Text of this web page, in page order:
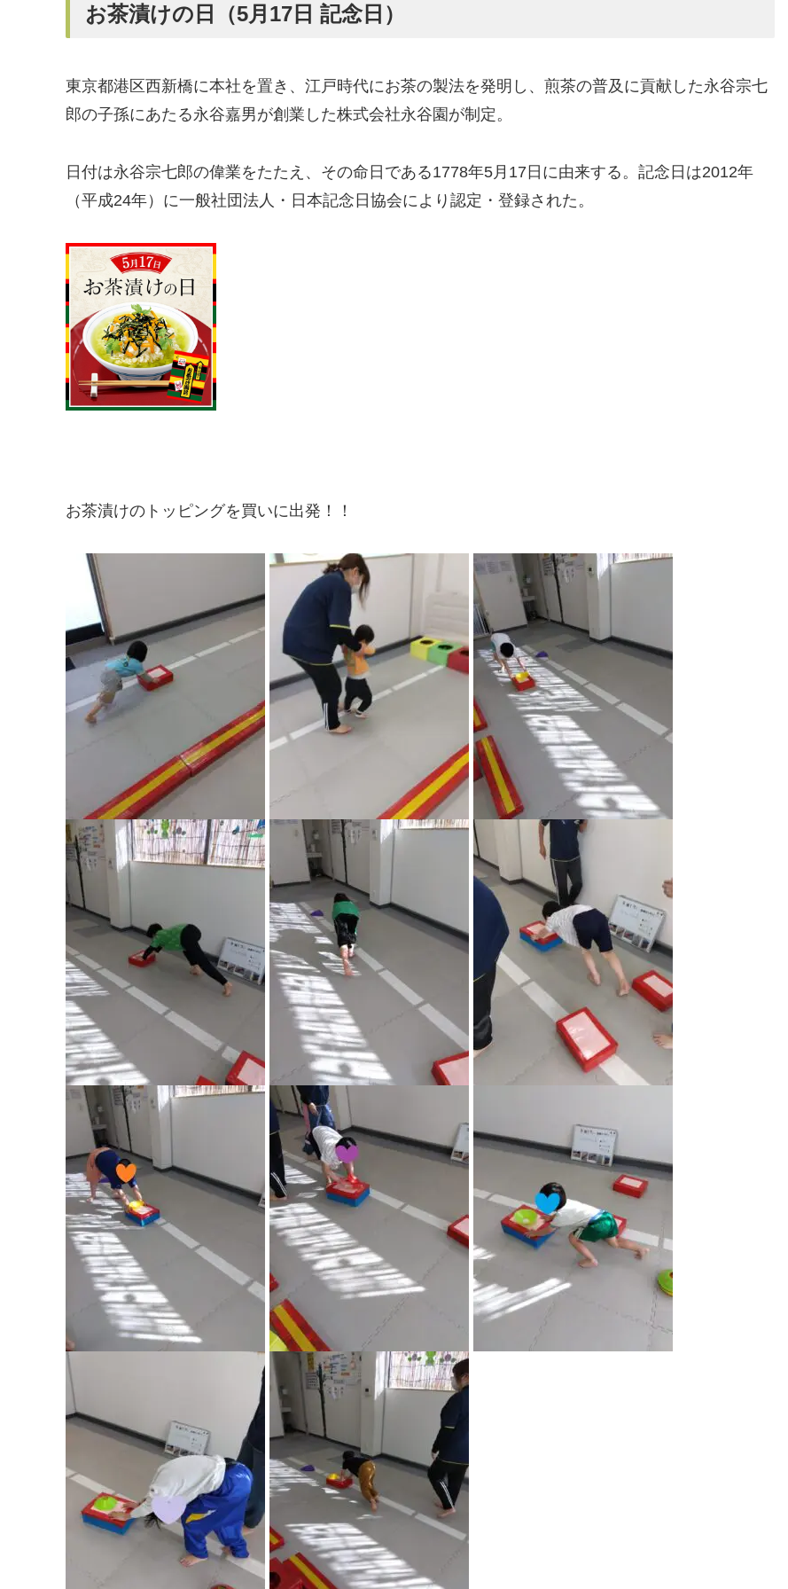
お茶漬けの日（5月17日 記念日）
東京都港区西新橋に本社を置き、江戸時代にお茶の製法を発明し、煎茶の普及に貢献した永谷宗七
郎の子孫にあたる永谷嘉男が創業した株式会社永谷園が制定。
日付は永谷宗七郎の偉業をたたえ、その命日である1778年5月17日に由来する。記念日は2012年
（平成24年）に一般社団法人・日本記念日協会により認定・登録された。
お茶漬けのトッピングを買いに出発！！